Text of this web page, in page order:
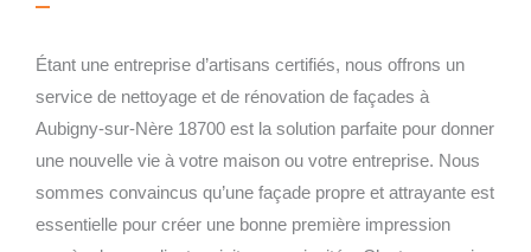
Étant une entreprise d’artisans certifiés, nous offrons un
service de nettoyage et de rénovation de façades à
Aubigny-sur-Nère 18700 est la solution parfaite pour donner
une nouvelle vie à votre maison ou votre entreprise. Nous
sommes convaincus qu’une façade propre et attrayante est
essentielle pour créer une bonne première impression